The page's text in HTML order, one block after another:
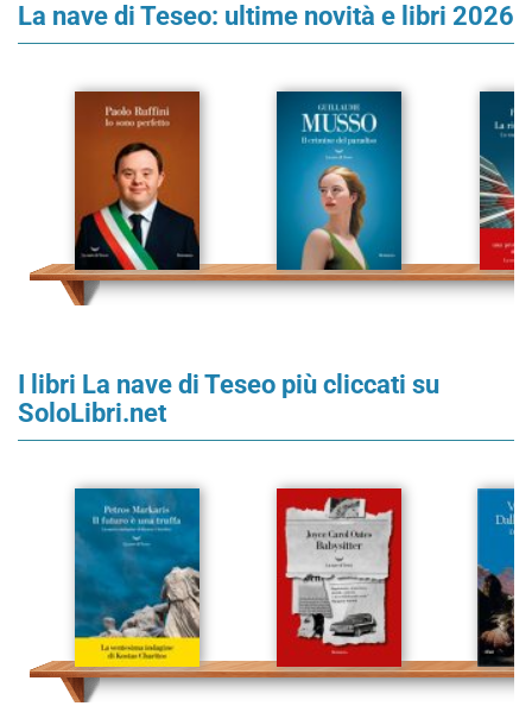
La nave di Teseo: ultime novità e libri 2026
I libri La nave di Teseo più cliccati su
SoloLibri.net